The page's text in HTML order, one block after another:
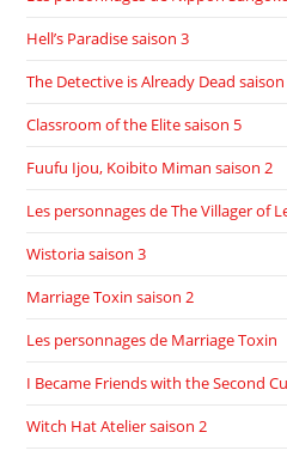
Hell’s Paradise saison 3
The Detective is Already Dead
Classroom of the Elite saison 5
Fuufu Ijou, Koibito Miman saison 2
Les personnages de The Villager of
Wistoria saison 3
Marriage Toxin saison 2
Les personnages de Marriage Toxin
I Became Friends with the Second
Witch Hat Atelier saison 2